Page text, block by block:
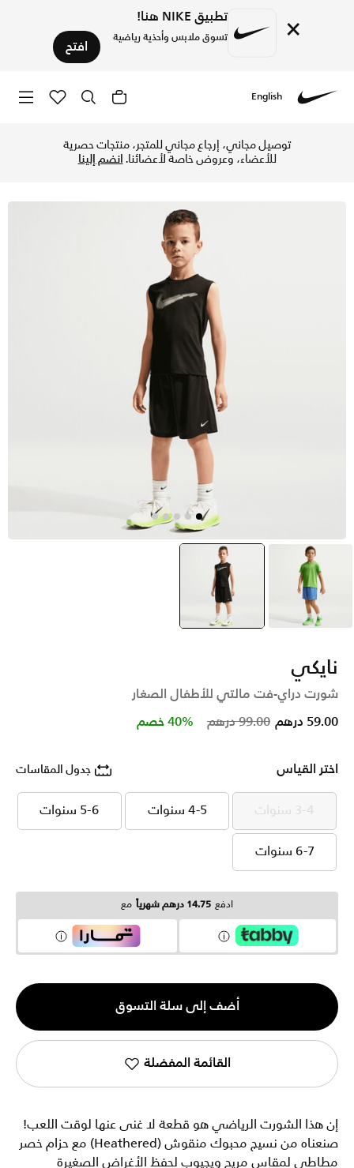
× تطبيق NIKE هنا!
تسوق ملابس وأحذية رياضية افتح
English
توصيل مجاني، إرجاع مجاني للمتجر، منتجات حصرية
للأعضاء، وعروض خاصة لأعضائنا.انضم إلينا
أزرق selected
أسود
نايكي
شورت دراي-فت مالتي للأطفال الصغار
Price reduced from
99.00 درهم to 59.00 درهم 40% خصم
اختر القياس جدول المقاسات
3-4 سنوات 3-4 سنوات 4-5 سنوات 4-5 سنوات 5-6 سنوات 5-6 سنوات
6-7 سنوات 6-7 سنوات
ادفع 14.75 درهم شهرياً مع
الكمية
1
أضف إلى سلة التسوق
القائمة المفضلة
إن هذا الشورت الرياضي هو قطعة لا غنى عنها لوقت اللعب!
صنعناه من نسيج محبوك منقوش (Heathered) مع حزام خصر
مطاطي لمقاس مريح ويجيوب لحفظ الأغراض الصغيرة